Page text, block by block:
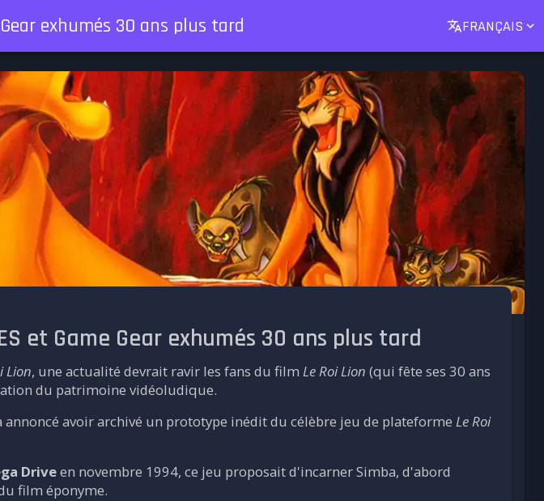
exhumés 30 ans plus tard FRANÇAIS
et Game Gear exhumés 30 ans plus tard
Lion, une actualité devrait ravir les fans du film Le Roi Lion (qui fête ses 30 ans
du patrimoine vidéoludique.
annoncé avoir archivé un prototype inédit du célèbre jeu de plateforme Le Roi
Driveen novembre 1994, ce jeu proposait d'incarner Simba, d'abord
film éponyme.